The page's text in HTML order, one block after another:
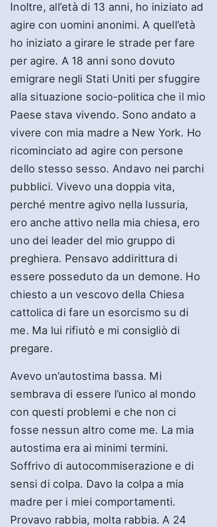
Inoltre, all’età di 13 anni, ho iniziato ad
agire con uomini anonimi. A quell’età
ho iniziato a girare le strade per fare
per agire. A 18 anni sono dovuto
emigrare negli Stati Uniti per sfuggire
alla situazione socio-politica che il mio
Paese stava vivendo. Sono andato a
vivere con mia madre a New York. Ho
ricominciato ad agire con persone
dello stesso sesso. Andavo nei parchi
pubblici. Vivevo una doppia vita,
perché mentre agivo nella lussuria,
ero anche attivo nella mia chiesa, ero
uno dei leader del mio gruppo di
preghiera. Pensavo addirittura di
essere posseduto da un demone. Ho
chiesto a un vescovo della Chiesa
cattolica di fare un esorcismo su di
me. Ma lui rifiutò e mi consigliò di
pregare.
Avevo un’autostima bassa. Mi
sembrava di essere l’unico al mondo
con questi problemi e che non ci
fosse nessun altro come me. La mia
autostima era ai minimi termini.
Soffrivo di autocommiserazione e di
sensi di colpa. Davo la colpa a mia
madre per i miei comportamenti.
Provavo rabbia, molta rabbia. A 24